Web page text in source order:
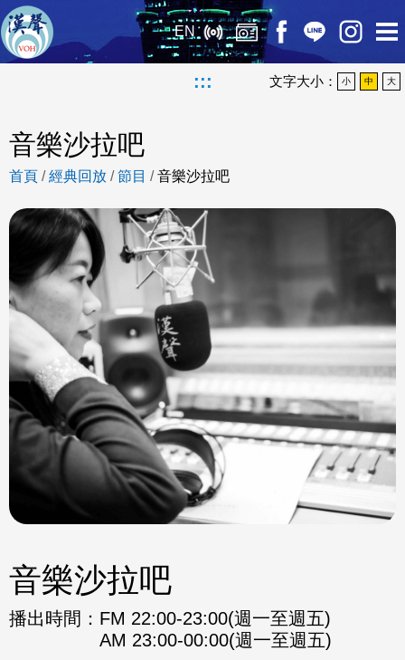
EN
::: 文字大小： 小 中 大
音樂沙拉吧
首頁 /經典回放 /節目 /音樂沙拉吧
音樂沙拉吧
播出時間： FM 22:00-23:00(週一至週五)
AM 23:00-00:00(週一至週五)